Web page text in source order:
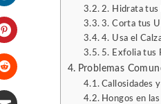
LinkedIn
Pinterest
Stumbleupon
2. Hidrata tus
3. Corta tus
4. Usa el
5. Exfolia tus
Problemas
Callosidades
Hongos en